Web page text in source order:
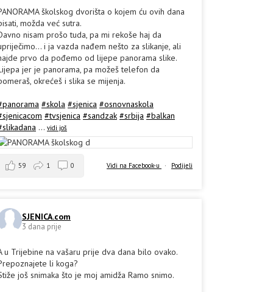
školskog dvorišta o kojem ću ovih dana
možda već sutra.
nisam prošo tuda, pa mi rekoše haj da
i ja vazda nađem nešto za slikanje, ali
prvo da pođemo od lijepe panorama slike.
jer je panorama, pa možeš telefon da
okrećeš i slika se mijenja.
#skola #sjenica #osnovnaskola
#tvsjenica #sandzak #srbija #balkan
... vidi još
Vidi na Facebook-u · Podijeli
59 1 0
SJENICA.com
3 dana prije
u Trijebine na vašaru prije dva dana bilo ovako.
li koga?
još snimaka što je moj amidža Ramo snimo.